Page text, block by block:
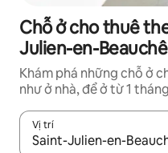
Chỗ ở cho thuê
Julien-en-
Khám phá những chỗ ở
như ở nhà, để ở từ 1
Vị trí
Khi có kết quả, hãy điều